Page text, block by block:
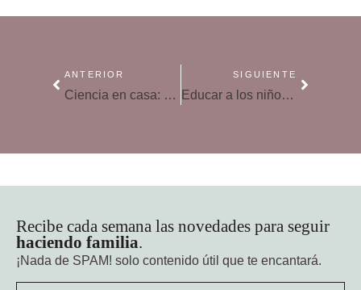
ANTERIOR
Ciencia en casa: Volcán en erupción
SIGUIENTE
Educar a los niños en el «no»
Recibe cada semana las novedades para seguir
haciendo familia.
¡Nada de SPAM! solo contenido útil que te encantará.